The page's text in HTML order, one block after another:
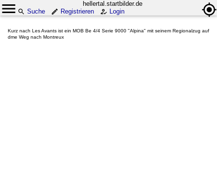
hellertal.startbilder.de
Suche
Registrieren Login
Kurz nach Les Avants ist ein MOB Be 4/4 Serie 9000 "Alpina" mit seinem Regionalzug auf
dme Weg nach Montreux